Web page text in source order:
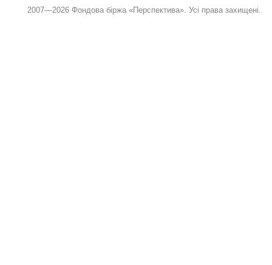
2007—2026 Фондова біржа «Перспектива». Усі права захищені.